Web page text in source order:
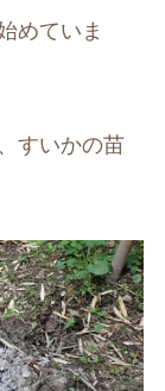
めていま
すいかの苗